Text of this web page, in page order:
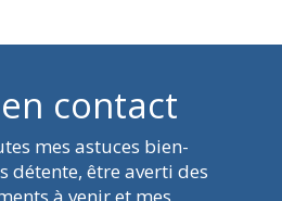
contact
mes astuces bien-
détente, être averti des